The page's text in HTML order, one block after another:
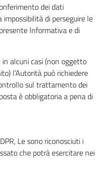
dei dati
di perseguire le
Informativa e di
alcuni casi (non oggetto
l’Autorità può richiedere
sul trattamento dei
è obbligatoria a pena di
Le sono riconosciuti i
che potrà esercitare nei